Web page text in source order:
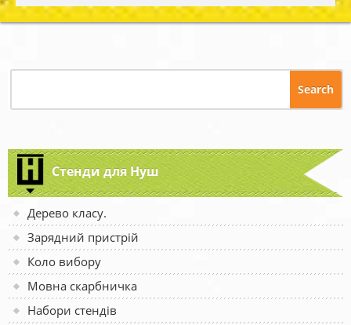
Стенди для Нуш
Дерево класу.
Зарядний пристрій
Коло вибору
Мовна скарбничка
Набори стендів